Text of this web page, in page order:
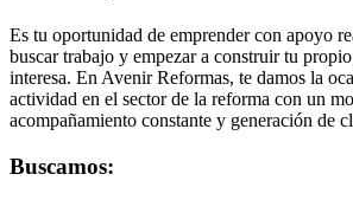
Es tu oportunidad de emprender con apoyo
buscar trabajo y empezar a construir tu
interesa. En Avenir Reformas, te damos la
actividad en el sector de la reforma con un
acompañamiento constante y generación de
Buscamos: